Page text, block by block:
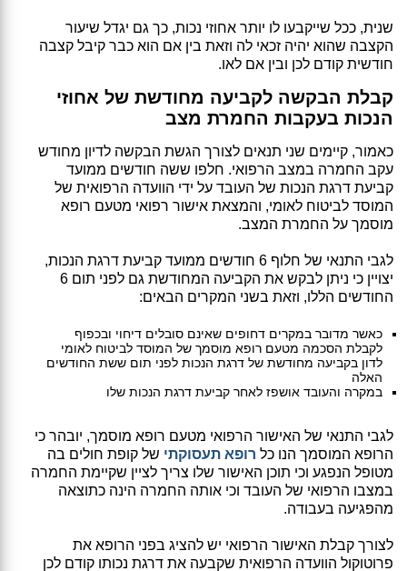
שנית, ככל שייקבעו לו יותר אחוזי נכות, כך גם יגדל שיעור
הקצבה שהוא יהיה זכאי לה וזאת בין אם הוא כבר קיבל קצבה
חודשית קודם לכן ובין אם לאו.
קבלת הבקשה לקביעה מחודשת של אחוזי
הנכות בעקבות החמרת מצב
כאמור, קיימים שני תנאים לצורך הגשת הבקשה לדיון מחודש
עקב החמרה במצב הרפואי. חלפו ששה חודשים ממועד
קביעת דרגת הנכות של העובד על ידי הוועדה הרפואית של
המוסד לביטוח לאומי, והמצאת אישור רפואי מטעם רופא
מוסמך על החמרת המצב.
לגבי התנאי של חלוף 6 חודשים ממועד קביעת דרגת הנכות,
יצויין כי ניתן לבקש את הקביעה המחודשת גם לפני תום 6
החודשים הללו, וזאת בשני המקרים הבאים:
כאשר מדובר במקרים דחופים שאינם סובלים דיחוי ובכפוף
לקבלת הסכמה מטעם רופא מוסמך של המוסד לביטוח לאומי
לדון בקביעה מחודשת של דרגת הנכות לפני תום ששת החודשים
האלה
במקרה והעובד אושפז לאחר קביעת דרגת הנכות שלו
לגבי התנאי של האישור הרפואי מטעם רופא מוסמך, יובהר כי
הרופא המוסמך הנו כל רופא תעסוקתי של קופת חולים בה
מטופל הנפגע וכי תוכן האישור שלו צריך לציין שקיימת החמרה
במצבו הרפואי של העובד וכי אותה החמרה הינה כתוצאה
מהפגיעה בעבודה.
לצורך קבלת האישור הרפואי יש להציג בפני הרופא את
פרוטוקול הוועדה הרפואית שקבעה את דרגת נכותו קודם לכן